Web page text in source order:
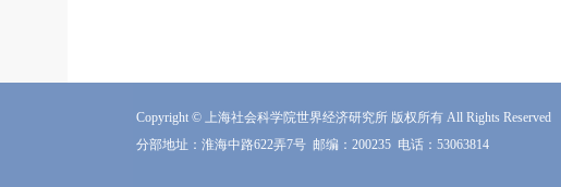
Copyright © 上海社会科学院世界经济研究所 版权所有 All Rights Reserved
分部地址：淮海中路622弄7号 邮编：200235 电话：53063814